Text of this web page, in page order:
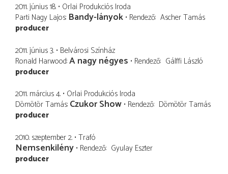
2011. június 18. Orlai Produkciós Iroda
Parti Nagy Lajos Bandy-lányok Rendező Ascher Tamás
producer
2011. június 3. Belvárosi Színház
Ronald Harwood A nagy négyes Rendező Gálffi László
producer
2011. március 4. Orlai Produkciós Iroda
Dömötör Tamás Czukor Show Rendező Dömötör Tamás
producer
2010. szeptember 2. Trafó
Nemsenkilény Rendező Gyulay Eszter
producer